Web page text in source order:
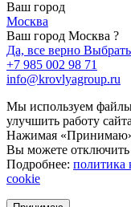
Ваш город
Москва
Ваш город Москва ?
Да, все верно
+7 985 002 98 71
info@krovlyagroup.ru
Мы используем
улучшить работу
Нажимая
Вы можете отключить
Подробнее: политика
cookie